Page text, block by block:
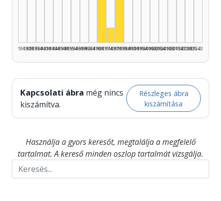
1925–1929
1930–1934
1935–1939
1940–1944
1945–1949
1950–1954
1955–1959
1960–1964
1965–1969
1970–1974
Színész, 1975–1979: 1
1975–1979
1980–1984
1985–1989
1990–1994
1995–1999
2000–2004
2005–2009
2010–2014
2015–2019
2020–2024
2025–2026
Kapcsolati ábra még nincs
kiszámítva.
Részleges ábra
kiszámítása
Használja a gyors keresőt, megtalálja a megfelelő
tartalmat. A kereső minden oszlop tartalmát vizsgálja.